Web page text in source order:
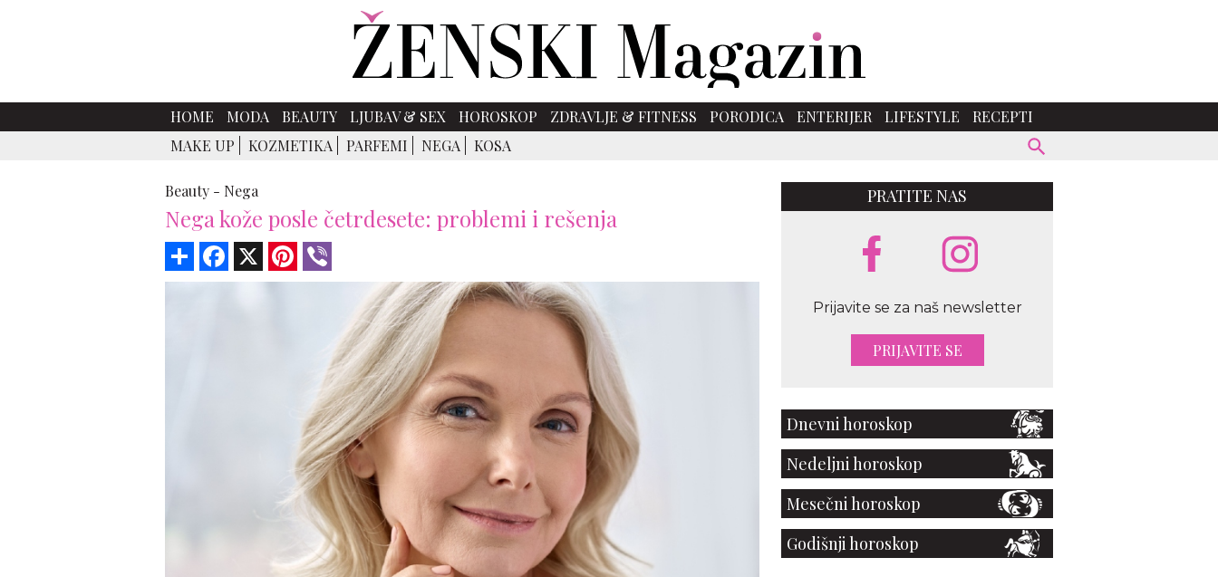
HOME MODA BEAUTY LJUBAV & SEX HOROSKOP ZDRAVLJE & FITNESS PORODICA ENTERIJER LIFESTYLE
RECEPTI
MAKE UP
KOZMETIKA PARFEMI NEGA KOSA
Beauty - Nega
Nega kože posle četrdesete: problemi i rešenja
Share Facebook Pinterest
PRATITE NAS
Prijavite se za naš newsletter
PRIJAVITE SE
Dnevni horoskop
Nedeljni horoskop
Mesečni horoskop
Godišnji horoskop